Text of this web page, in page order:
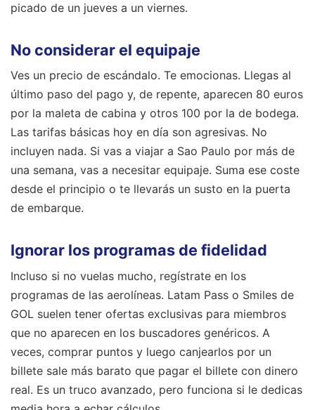
picado de un jueves a un viernes.
No considerar el equipaje
Ves un precio de escándalo. Te emocionas. Llegas al
último paso del pago y, de repente, aparecen 80 euros
por la maleta de cabina y otros 100 por la de bodega.
Las tarifas básicas hoy en día son agresivas. No
incluyen nada. Si vas a viajar a Sao Paulo por más de
una semana, vas a necesitar equipaje. Suma ese coste
desde el principio o te llevarás un susto en la puerta
de embarque.
Ignorar los programas de fidelidad
Incluso si no vuelas mucho, regístrate en los
programas de las aerolíneas. Latam Pass o Smiles de
GOL suelen tener ofertas exclusivas para miembros
que no aparecen en los buscadores genéricos. A
veces, comprar puntos y luego canjearlos por un
billete sale más barato que pagar el billete con dinero
real. Es un truco avanzado, pero funciona si le dedicas